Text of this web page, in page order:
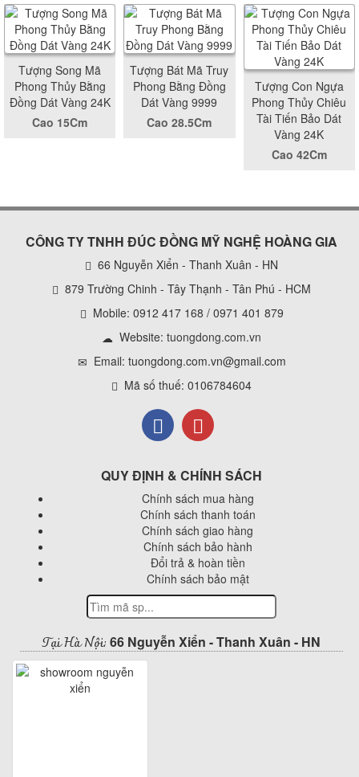
Tượng Song Mã
Phong Thủy Bằng
Đồng Dát Vàng 24K
Cao 15Cm
Tượng Bát Mã Truy
Phong Bằng Đồng
Dát Vàng 9999
Cao 28.5Cm
Tượng Con Ngựa
Phong Thủy Chiêu
Tài Tiến Bảo Dát
Vàng 24K
Cao 42Cm
CÔNG TY TNHH ĐÚC ĐỒNG MỸ NGHỆ HOÀNG GIA
66 Nguyễn Xiển - Thanh Xuân - HN
879 Trường Chinh - Tây Thạnh - Tân Phú - HCM
Mobile: 0912 417 168 / 0971 401 879
Website: tuongdong.com.vn
Email: tuongdong.com.vn@gmail.com
Mã số thuế: 0106784604
QUY ĐỊNH & CHÍNH SÁCH
Chính sách mua hàng
Chính sách thanh toán
Chính sách giao hàng
Chính sách bảo hành
Đổi trả & hoàn tiền
Chính sách bảo mật
Tại Hà Nội: 66 Nguyễn Xiển - Thanh Xuân - HN